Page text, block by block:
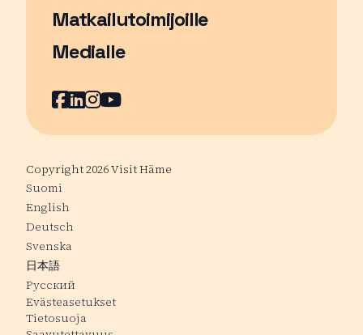
Matkailutoimijoille
Medialle
Facebook
Sivu avautuu uudessa ikkunassa
LinkedIn
Sivu avautuu uudessa ikkunassa
Instagram
Sivu avautuu uudessa
YouTube
Sivu avautuu uudessa
Copyright 2026 Visit Häme
Suomi
English
Deutsch
Svenska
日本語
Русский
Evästeasetukset
Tietosuoja